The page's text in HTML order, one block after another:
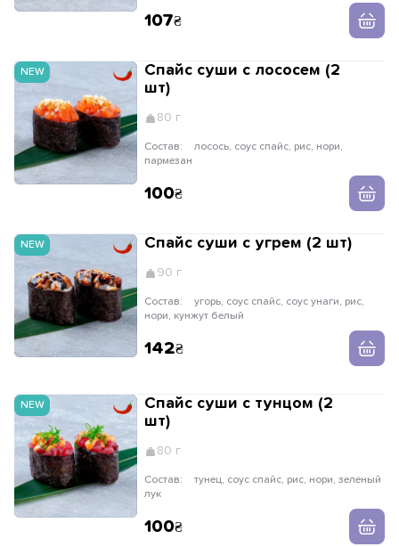
107
NEW
Спайс суши с лососем (2
шт)
80 г
Состав:
пармезан
100
NEW Спайс суши с угрем (2 шт)
90 г
Состав:
нори, кунжут белый
142
NEW
Спайс суши с тунцом (2
шт)
80 г
Состав:
лук
100